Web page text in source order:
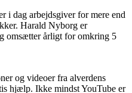
i dag arbejdsgiver for mere end
Harald Nyborg er
omsætter årligt for omkring 5
og videoer fra alverdens
hjælp. Ikke mindst YouTube er